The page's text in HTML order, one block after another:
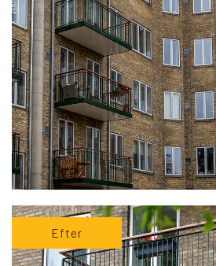
Efter